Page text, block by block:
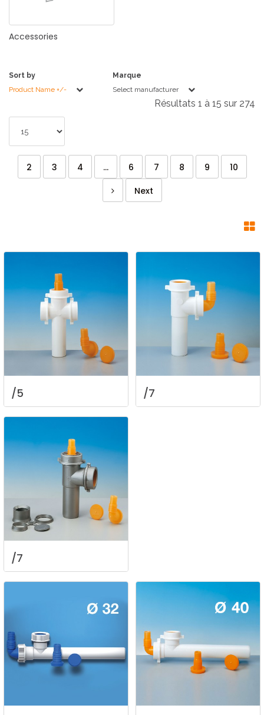
Accessories
Sort by
Product Name +/-
Marque
Select manufacturer
Résultats 1 à 15 sur 274
2 3 4 ... 6 7 8 9
10
Next
/5 /7
/7